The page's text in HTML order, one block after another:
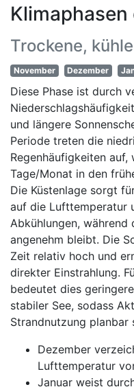
Trockene,
November Dezember
Diese Phase ist durch
und längere
Periode treten die
Regenhäufigkeiten
Tage/Monat in den
Die Küstenlage sorgt
auf die Lufttemperatur
Abkühlungen,
angenehm bleibt. Die
Zeit relativ hoch und
direkter Einstrahlung.
bedeutet dies
stabiler See, sodass
Strandnutzung planbar
Dezember
Lufttemperatur
Januar weist